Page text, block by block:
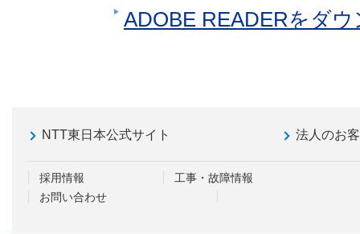
ADOBE READERをダ
NTT東日本公式サイト 法人のお
採用情報
工事・故障情報
お問い合わせ